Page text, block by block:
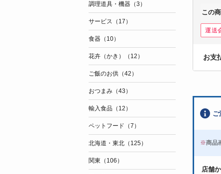
この
運送
お支
ご
※商品
店舗
調理道具・機器（3）
サービス（17）
食器（10）
花卉（かき）（12）
ご飯のお供（42）
おつまみ（43）
輸入食品（12）
ペットフード（7）
北海道・東北（125）
関東（106）